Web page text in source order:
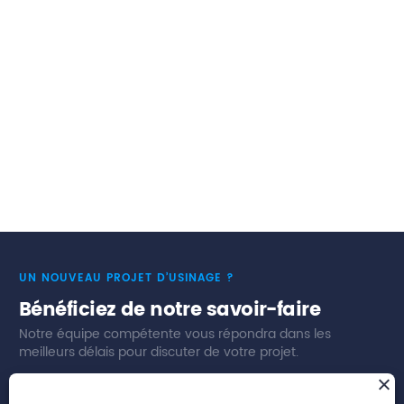
UN NOUVEAU PROJET D’USINAGE ?
Bénéficiez de notre savoir-faire
Notre équipe compétente vous répondra dans les
meilleurs délais pour discuter de votre projet.